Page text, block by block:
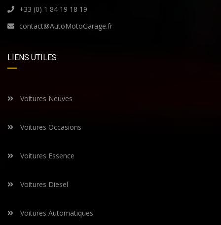
+33 (0) 1 84 19 18 19
contact@AutoMotoGarage.fr
LIENS UTILES
Voitures Neuves
Voitures Occasions
Voitures Essence
Voitures Diesel
Voitures Automatiques